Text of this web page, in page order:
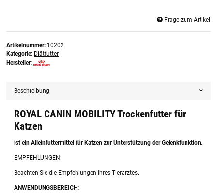
Frage zum Artikel
Artikelnummer: 10202
Kategorie: Diätfutter
Hersteller:
Beschreibung
ROYAL CANIN MOBILITY Trockenfutter für
Katzen
ist ein Alleinfuttermittel für Katzen zur Unterstützung der Gelenkfunktion.
EMPFEHLUNGEN:
Beachten Sie die Empfehlungen Ihres Tierarztes.
ANWENDUNGSBEREICH: